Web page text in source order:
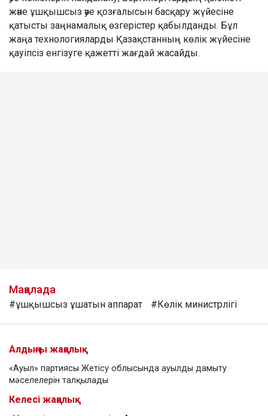
және ұшқышсыз әуе қозғалысын басқару жүйесіне
қатысты заңнамалық өзгерістер қабылданды. Бұл
жаңа технологияларды Қазақстанның көлік жүйесіне
қауіпсіз енгізуге қажетті жағдай жасайды.
Мақалада
#ұшқышсыз ұшатын аппарат #Көлік министрлігі
Алдыңғы жаңалық
«Ауыл» партиясы Жетісу облысында ауылды дамыту
мәселелерін талқылады
Келесі жаңалық